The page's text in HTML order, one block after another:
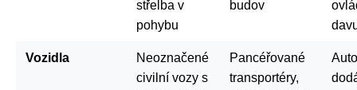
střelba v
pohybu
budov
Vozidla
Neoznačené
civilní vozy s
Pancéřované
transportéry,